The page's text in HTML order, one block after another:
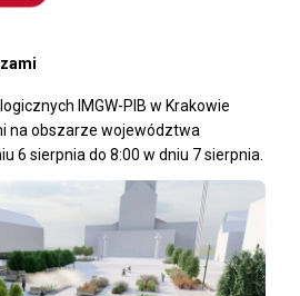
IMGW-PIB w Krakowie
na obszarze województwa
6 sierpnia do 8:00 w dniu 7 sierpnia.